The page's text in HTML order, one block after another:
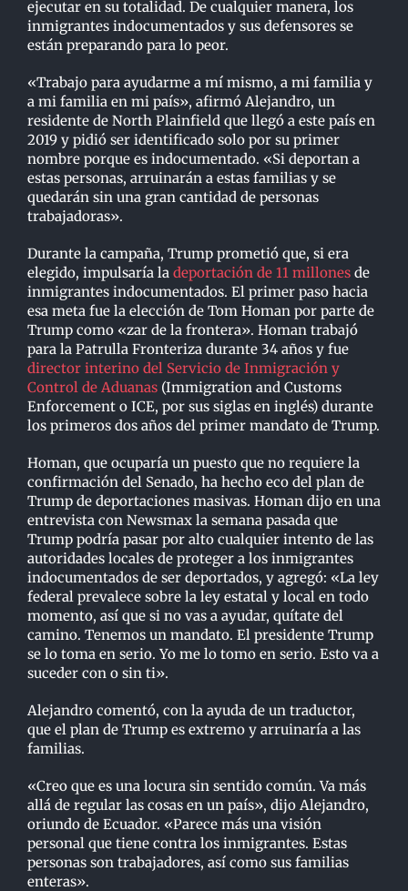
ejecutar en su totalidad. De cualquier manera, los
inmigrantes indocumentados y sus defensores se
están preparando para lo peor.
«Trabajo para ayudarme a mí mismo, a mi familia y
a mi familia en mi país», afirmó Alejandro, un
residente de North Plainfield que llegó a este país en
2019 y pidió ser identificado solo por su primer
nombre porque es indocumentado. «Si deportan a
estas personas, arruinarán a estas familias y se
quedarán sin una gran cantidad de personas
trabajadoras».
Durante la campaña, Trump prometió que, si era
elegido, impulsaría la deportación de 11 millones de
inmigrantes indocumentados. El primer paso hacia
esa meta fue la elección de Tom Homan por parte de
Trump como «zar de la frontera». Homan trabajó
para la Patrulla Fronteriza durante 34 años y fue
director interino del Servicio de Inmigración y
Control de Aduanas (Immigration and Customs
Enforcement o ICE, por sus siglas en inglés) durante
los primeros dos años del primer mandato de Trump.
Homan, que ocuparía un puesto que no requiere la
confirmación del Senado, ha hecho eco del plan de
Trump de deportaciones masivas. Homan dijo en una
entrevista con Newsmax la semana pasada que
Trump podría pasar por alto cualquier intento de las
autoridades locales de proteger a los inmigrantes
indocumentados de ser deportados, y agregó: «La ley
federal prevalece sobre la ley estatal y local en todo
momento, así que si no vas a ayudar, quítate del
camino. Tenemos un mandato. El presidente Trump
se lo toma en serio. Yo me lo tomo en serio. Esto va a
suceder con o sin ti».
Alejandro comentó, con la ayuda de un traductor,
que el plan de Trump es extremo y arruinaría a las
familias.
«Creo que es una locura sin sentido común. Va más
allá de regular las cosas en un país», dijo Alejandro,
oriundo de Ecuador. «Parece más una visión
personal que tiene contra los inmigrantes. Estas
personas son trabajadores, así como sus familias
enteras».